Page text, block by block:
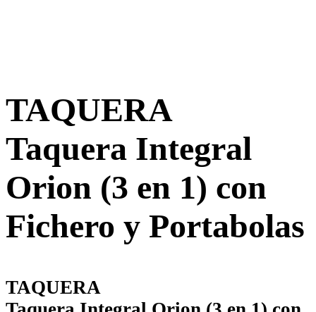
TAQUERA
Taquera Integral
Orion (3 en 1) con
Fichero y Portabolas
TAQUERA